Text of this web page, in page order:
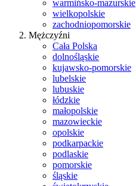
warmińsko-mazurskie
wielkopolskie
zachodniopomorskie
Mężczyźni
Cała Polska
dolnośląskie
kujawsko-pomorskie
lubelskie
lubuskie
łódzkie
małopolskie
mazowieckie
opolskie
podkarpackie
podlaskie
pomorskie
śląskie